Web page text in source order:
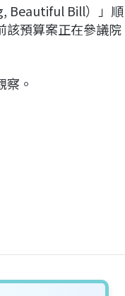
Beautiful Bill）」順
該預算案正在參議院
。